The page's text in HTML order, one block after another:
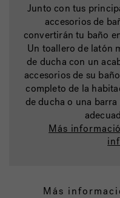
Junto con tus
accesorios de
convertirán tu baño
Un toallero de latón
de ducha con un
accesorios de su
completo de la
de ducha o una
Más
Más